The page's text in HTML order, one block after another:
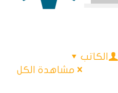
الكاتب
مشاهدة الكل